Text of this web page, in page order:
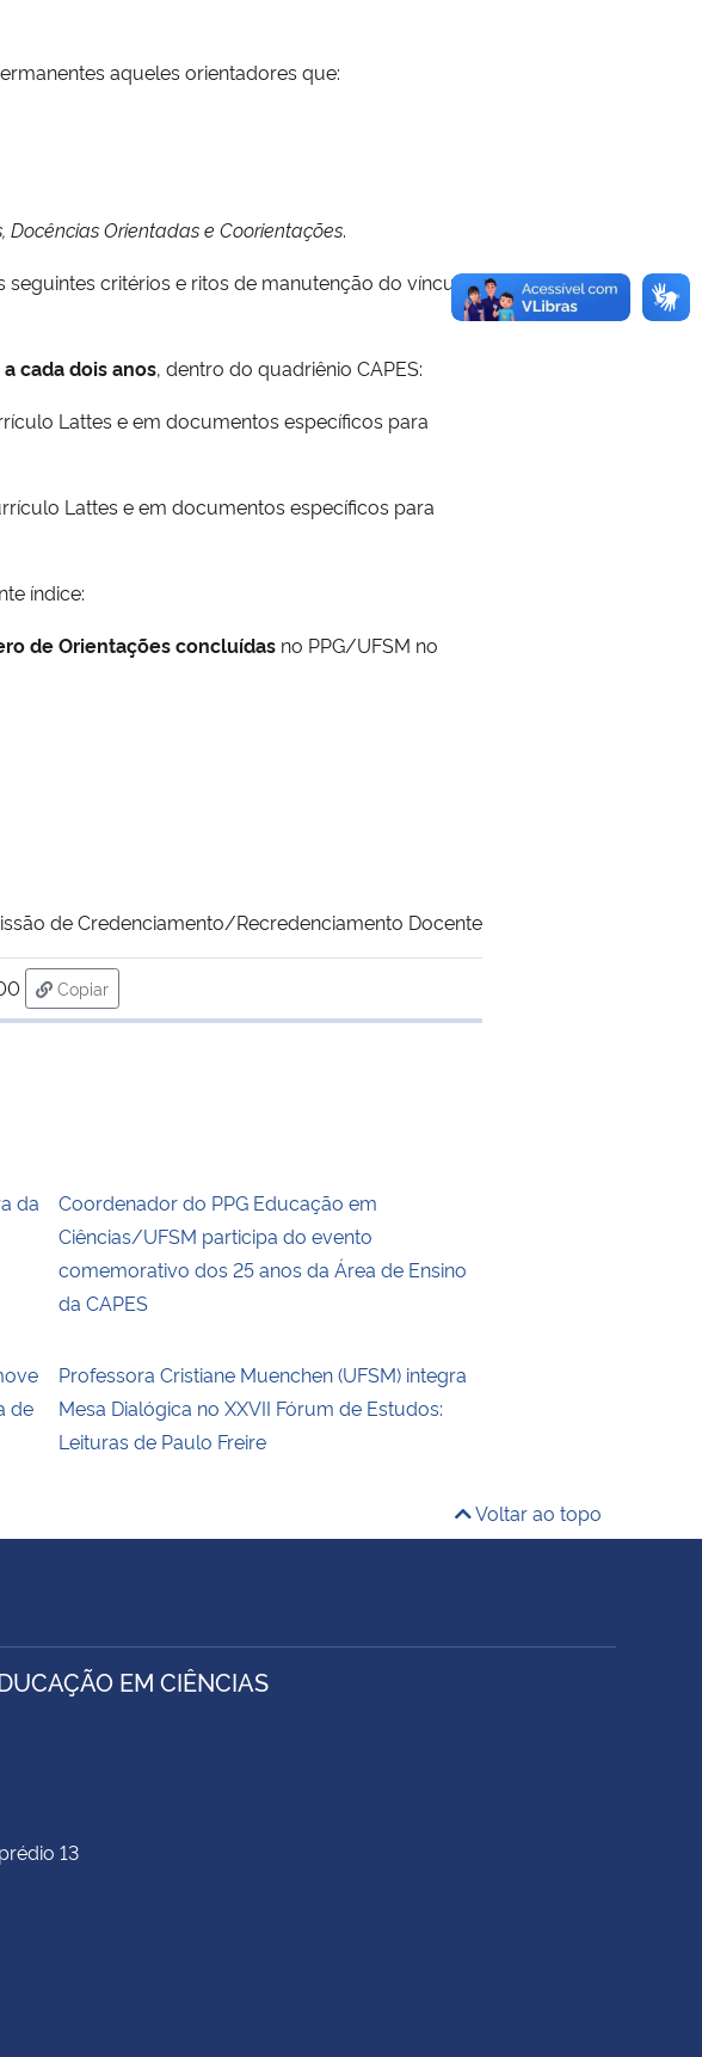
aqueles orientadores que:
Docências Orientadas e Coorientações.
critérios e ritos de manutenção do vínculo
a cada dois anos, dentro do quadriênio CAPES:
Lattes e em documentos específicos para
Lattes e em documentos específicos para
índice:
de Orientações concluídas no PPG/UFSM no
de Credenciamento/Recredenciamento Docente
Copiar
para área de transferência
da
Coordenador do PPG Educação em
Ciências/UFSM participa do evento
comemorativo dos 25 anos da Área de Ensino
da CAPES
de
Professora Cristiane Muenchen (UFSM) integra
Mesa Dialógica no XXVII Fórum de Estudos:
Leituras de Paulo Freire
Voltar ao topo
EM CIÊNCIAS
13